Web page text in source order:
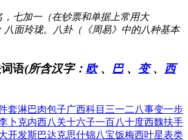
，七加一（在钞票和单据上常用大
八面玲珑。八卦（《周易》中的八种基本
语(所含汉字： 欧、 巴、 变、 西
套淋巴肉包子广西科目三一二八事变一步
卜克内西八关十六子一百八十度西魏扶手
开发斯巴达克思什锦八宝饭梅西叶星表类